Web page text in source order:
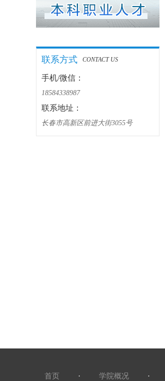
联系方式 CONTACT US
手机/微信：
18584338987
联系地址：
长春市高新区前进大街3055号
首页 · 学院概况 ·